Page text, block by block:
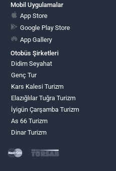
Mobil Uygulamalar
App Store
Google Play Store
App Gallery
Otobüs Şirketleri
Didim Seyahat
Genç Tur
Kars Kalesi Turizm
Elazığlılar Tuğra Turizm
İyigün Çarşamba Turizm
As 66 Turizm
Dinar Turizm